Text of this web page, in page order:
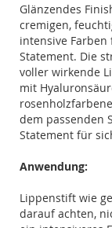
Glänzendes
cremigen,
intensive
Statement. Die
voller wirkende
mit
dem passenden
Statement für
Anwendung:
Lippenstift wie
darauf achten,